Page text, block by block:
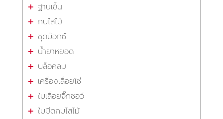
ฐานเข็น
กบไสไม้
ชุดบ๊อกซ์
น้ำยาหยอด
บล็อคลม
เครื่องเลื่อยโซ่
ใบเลื่อยจิ๊กซอว์
ใบมีดกบไสไม้